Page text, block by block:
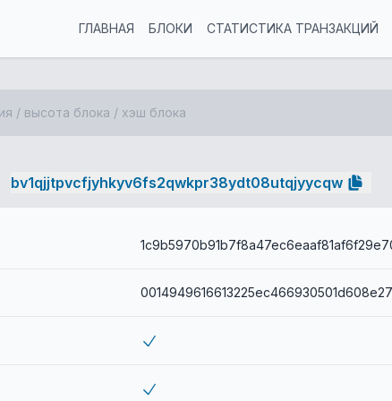
ГЛАВНАЯ БЛОКИ СТАТИСТИКА ТРАНЗАКЦИЙ
bv1qjjtpvcfjyhkyv6fs2qwkpr38ydt08utqjyycqw